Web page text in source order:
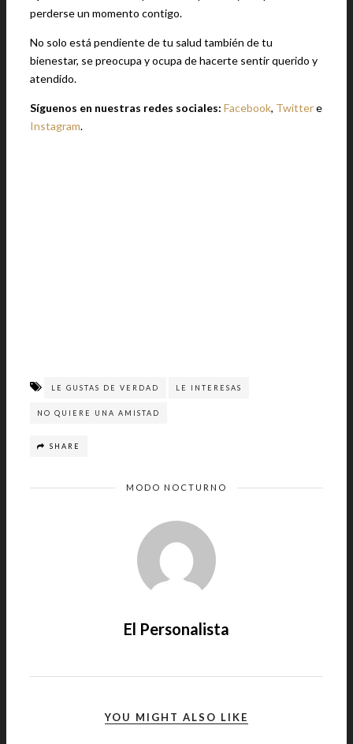
perderse un momento contigo.
No solo está pendiente de tu salud también de tu
bienestar, se preocupa y ocupa de hacerte sentir querido y
atendido.
Síguenos en nuestras redes sociales: Facebook, Twittere
Instagram.
LE GUSTAS DE VERDAD LE INTERESAS
NO QUIERE UNA AMISTAD
SHARE
MODO NOCTURNO
El Personalista
YOU MIGHT ALSO LIKE